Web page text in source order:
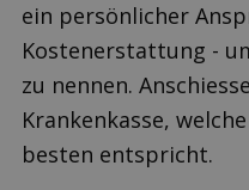
ein persönlicher
Kostenerstattung -
zu nennen.
Krankenkasse,
besten entspricht.